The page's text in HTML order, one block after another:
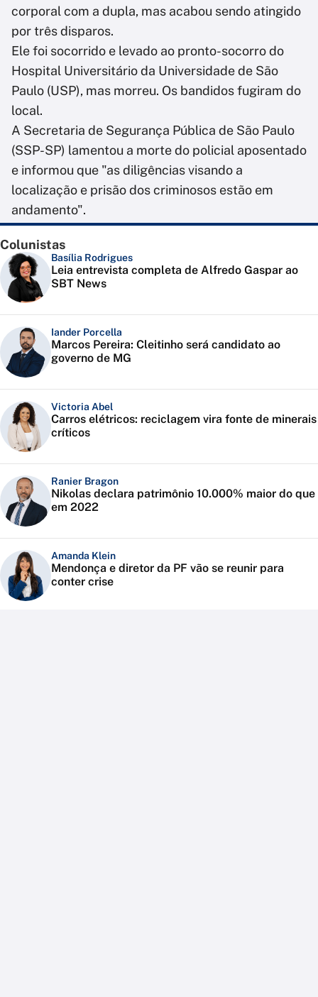
corporal com a dupla, mas acabou sendo atingido
por três disparos.
Ele foi socorrido e levado ao pronto-socorro do
Hospital Universitário da Universidade de São
Paulo (USP), mas morreu. Os bandidos fugiram do
local.
A Secretaria de Segurança Pública de São Paulo
(SSP-SP) lamentou a morte do policial aposentado
e informou que "as diligências visando a
localização e prisão dos criminosos estão em
andamento".
Colunistas
Basília Rodrigues
Leia entrevista completa de Alfredo Gaspar ao
SBT News
Iander Porcella
Marcos Pereira: Cleitinho será candidato ao
governo de MG
Victoria Abel
Carros elétricos: reciclagem vira fonte de minerais
críticos
Ranier Bragon
Nikolas declara patrimônio 10.000% maior do que
em 2022
Amanda Klein
Mendonça e diretor da PF vão se reunir para
conter crise